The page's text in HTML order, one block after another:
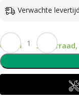
Verwachte
Op